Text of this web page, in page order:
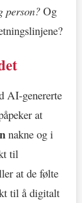
person? Og
AI-genererte
at
nakne og i
til
at de følte
til å digitalt